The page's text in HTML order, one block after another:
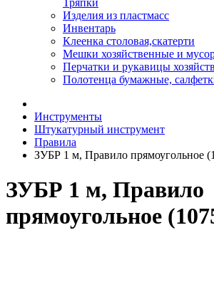
Тряпки
Изделия из пластмасс
Инвентарь
Клеенка столовая,скатерти
Мешки хозяйственные и
Перчатки и рукавицы
Полотенца бумажные,
Инструменты
Штукатурный инструмент
Правила
ЗУБР 1 м, Правило прямоугольное
ЗУБР 1 м, Правило
прямоугольное